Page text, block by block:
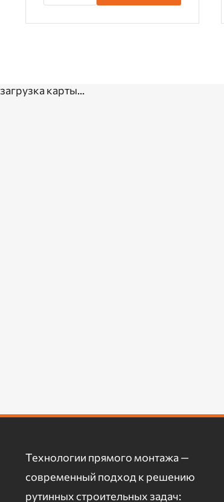
загрузка карты...
Технологии прямого монтажа —
современный подход к решению
рутинных строительных задач: